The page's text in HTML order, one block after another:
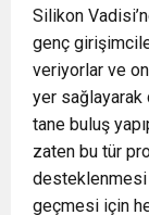
Silikon
genç
veriyorlar ve
yer
tane buluş
zaten bu tür
geçmesi için